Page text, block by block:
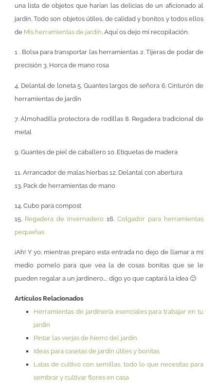
una lista de objetos que harían las delicias de un aficionado al
jardín. Todo son objetos útiles, de calidad y bonitos y todos ellos
de Mis herramientas de jardín. Aquí os dejo mi recopilación.
1 . Bolsa para transportar las herramientas 2. Tijeras de podar de
precisión 3. Horca de mano rosa
4. Delantal de loneta 5. Guantes largos de señora 6. Cinturón de
herramientas de jardín
7. Almohadilla protectora de rodillas 8. Regadera tradicional de
metal
9. Guantes de piel de caballero 10. Etiquetas de madera
11. Arrancador de malas hierbas 12. Delantal con abertura
13. Pack de herramientas de mano
14. Cubo para compost
15. Regadera de invernadero 16. Colgador para herramientas
pequeñas
¡Ah! Y yo, mientras preparo esta entrada no dejo de llamar a mi
medio pomelo para que vea la de cosas bonitas que se le
pueden regalar a un jardinero…, digo yo que captará la idea 🙂
Artículos Relacionados
Herramientas de jardinería esenciales para trabajar en tu
jardín
Pintar las verjas de hierro del jardín
Ideas para casetas de jardín útiles y bonitas
Latas de cultivo con semillas, todo lo que necesitas para
sembrar y cultivar flores en casa